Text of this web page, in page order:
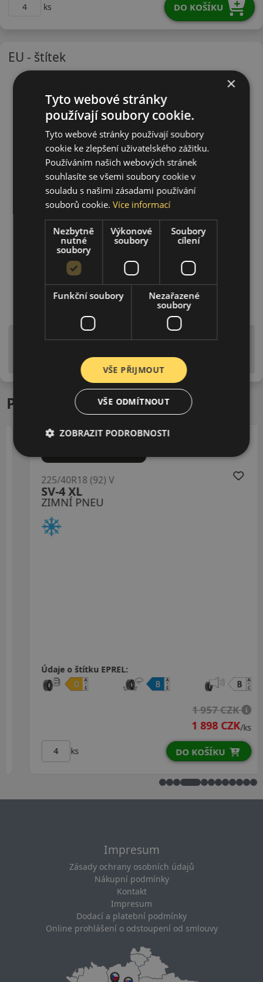
ks DO KOŠÍKU
EU - štítek
Upozornění! Hodnoty na štítku jsou pouze
is EU štítky ve smyslu dosud platné (předchozí) legislativy.
Podobné produkty
ZIMNÍ PNEU
SV-4 XL
225/40R18 (92) V
Údaje o štítku EPREL:
1 957 CZK
1 898 CZK/ks
ks DO KOŠÍKU
Impresum
Zásady ochrany osobních údajů
Nákupní podmínky
Kontakt
Impresum
Dodací a platební podmínky
Online prohlášení o odstoupení od smlouvy
×
Tyto webové stránky
používají soubory cookie.
Tyto webové stránky používají soubory
cookie ke zlepšení uživatelského zážitku.
Používáním našich webových stránek
souhlasíte se všemi soubory cookie v
souladu s našimi zásadami používání
souborů cookie.Více informací
Nezbytně
nutné
soubory
Výkonové
soubory
Soubory
cílení
Funkční soubory
Nezařazené
soubory
VŠE PŘIJMOUT
VŠE ODMÍTNOUT
ZOBRAZIT PODROBNOSTI